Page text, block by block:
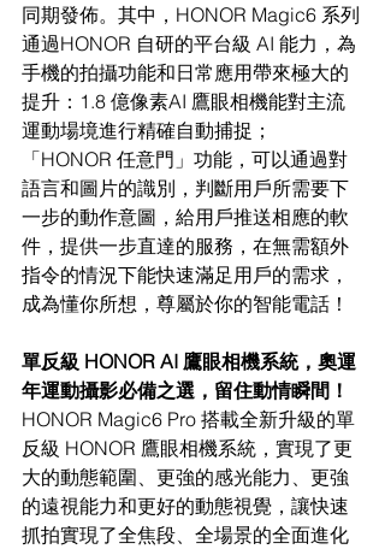
同期發佈。其中，HONOR Magic6 系列
通過HONOR 自研的平台級 AI 能力，為
手機的拍攝功能和日常應用帶來極大的
提升：1.8 億像素AI 鷹眼相機能對主流
運動場境進行精確自動捕捉；
「HONOR 任意門」功能，可以通過對
語言和圖片的識別，判斷用戶所需要下
一步的動作意圖，給用戶推送相應的軟
件，提供一步直達的服務，在無需額外
指令的情況下能快速滿足用戶的需求，
成為懂你所想，尊屬於你的智能電話！
單反級 HONOR AI 鷹眼相機系統，奧運
年運動攝影必備之選，留住動情瞬間！
HONOR Magic6 Pro 搭載全新升級的單
反級 HONOR 鷹眼相機系統，實現了更
大的動態範圍、更強的感光能力、更強
的遠視能力和更好的動態視覺，讓快速
抓拍實現了全焦段、全場景的全面進化